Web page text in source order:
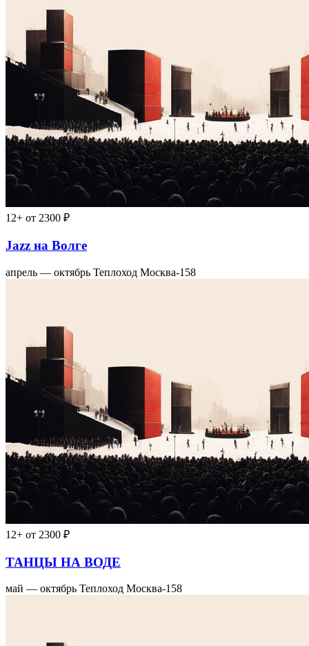
12+ от 2300 ₽
Jazz на Волге
апрель — октябрь Теплоход Москва-158
12+ от 2300 ₽
ТАНЦЫ НА ВОДЕ
май — октябрь Теплоход Москва-158